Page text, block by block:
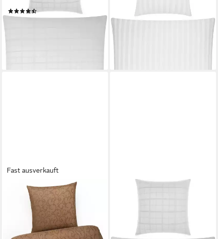
(25)
ab 43,95 €
53,95 €
93,95 €
Fast ausverkauft
CARPE SONNO
Bettwäsche Damast
Bettwäsche 135x200
155x220 Mako Brokat
Baumwoll MADE IN
Uni/Karo